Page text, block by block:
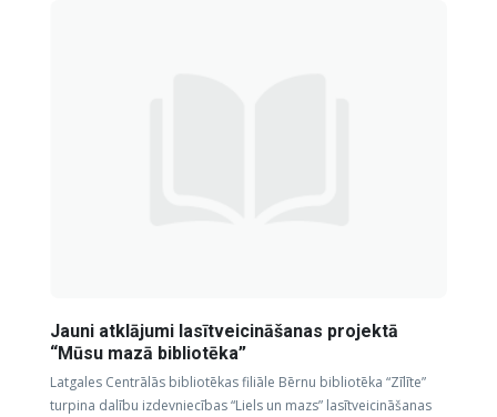
Jauni atklājumi lasītveicināšanas projektā
“Mūsu mazā bibliotēka”
Latgales Centrālās bibliotēkas filiāle Bērnu bibliotēka “Zīlīte”
turpina dalību izdevniecības “Liels un mazs” lasītveicināšanas